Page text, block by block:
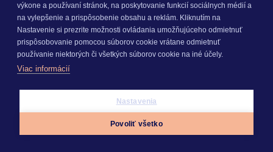
19. 12. 2016
5 min. čítania
Podvojné účtovníctvo
Efektívne udržiavanie zásob ukrojí
firmám veľkú časť nákladov
Štatisticky vo firmách 15 až 25 % všetkých výdajov tvoria
náklady na udržiavanie zásob. Napriek poznaniu týchto
výkone a používaní stránok, na poskytovanie funkcií sociálnych médií a
na vylepšenie a prispôsobenie obsahu a reklám. Kliknutím na
Nastavenie si prezrite možnosti ovládania umožňujúceho odmietnuť
prispôsobovanie pomocou súborov cookie vrátane odmietnuť
používanie niektorých či všetkých súborov cookie na iné účely.
Viac informácií
Nastavenia
Povoliť všetko